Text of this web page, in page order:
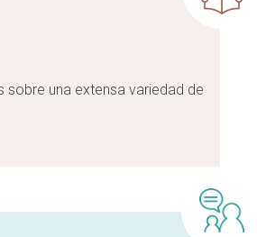
sobre una extensa variedad de